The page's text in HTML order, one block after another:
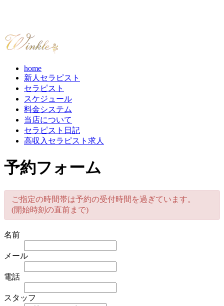
home
新人セラピスト
セラピスト
スケジュール
料金システム
当店について
セラピスト日記
高収入セラピスト求人
予約フォーム
ご指定の時間帯は予約の受付時間を過ぎています。
(開始時刻の直前まで)
名前
メール
電話
スタッフ